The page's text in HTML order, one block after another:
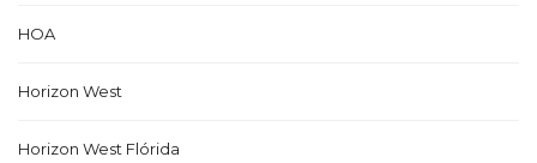
HOA
Horizon West
Horizon West Flórida